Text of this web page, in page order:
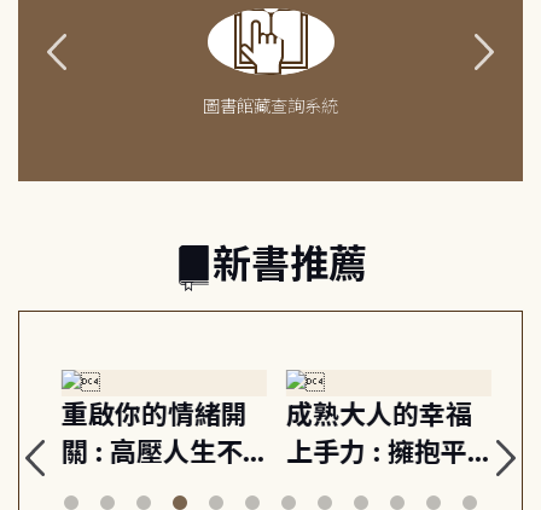
圖書館藏查詢系統
新書推薦
重啟你的情緒開
關 : 高壓人生不
爆炸指南, 5分鐘
成熟大人的幸福
上手力 : 擁抱平
凡中的每個燦爛
球